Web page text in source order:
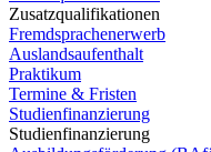
Zusatzqualifikationen
Fremdsprachenerwerb
Auslandsaufenthalt
Praktikum
Termine & Fristen
Studienfinanzierung
Studienfinanzierung